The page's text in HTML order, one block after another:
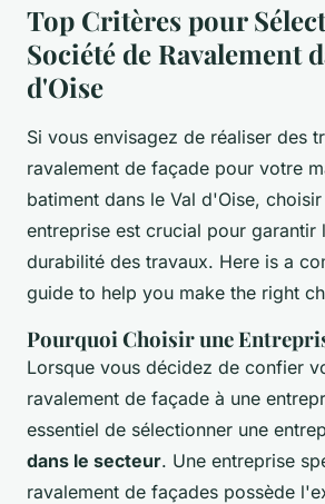
Top Critères pour
Société de Ravalement
d'Oise
Si vous envisagez de réaliser des
ravalement de façade pour votre
batiment dans le Val d'Oise,
entreprise est crucial pour garantir
durabilité des travaux. Here is a
guide to help you make the right
Pourquoi Choisir une
Lorsque vous décidez de confier
ravalement de façade à une
essentiel de sélectionner une
dans le secteur. Une entreprise
ravalement de façades possède